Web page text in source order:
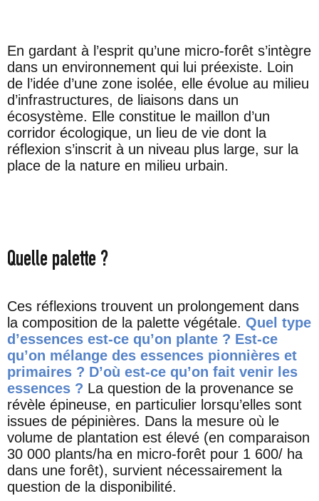
En gardant à l’esprit qu’une micro-forêt s’intègre
dans un environnement qui lui préexiste. Loin
de l’idée d’une zone isolée, elle évolue au milieu
d’infrastructures, de liaisons dans un
écosystème. Elle constitue le maillon d’un
corridor écologique, un lieu de vie dont la
réflexion s’inscrit à un niveau plus large, sur la
place de la nature en milieu urbain.
Quelle palette ?
Ces réflexions trouvent un prolongement dans
la composition de la palette végétale. Quel type
d’essences est-ce qu’on plante ? Est-ce
qu’on mélange des essences pionnières et
primaires ? D’où est-ce qu’on fait venir les
essences ? La question de la provenance se
révèle épineuse, en particulier lorsqu’elles sont
issues de pépinières. Dans la mesure où le
volume de plantation est élevé (en comparaison
30 000 plants/ha en micro-forêt pour 1 600/ ha
dans une forêt), survient nécessairement la
question de la disponibilité.